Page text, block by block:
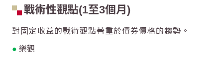
戰術性觀點(1至3個月)
對固定收益的戰術觀點著重於債券價格的趨勢。
● 樂觀